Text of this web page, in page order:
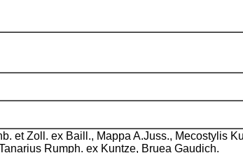
et Zoll. ex Baill., Mappa A.Juss., Mecostylis
Rumph. ex Kuntze, Bruea Gaudich.